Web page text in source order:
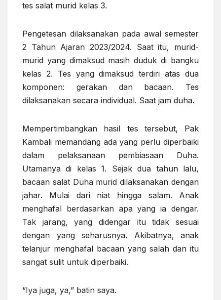
tes salat murid kelas 3.
Pengetesan dilaksanakan pada awal semester
2 Tahun Ajaran 2023/2024. Saat itu, murid-
murid yang dimaksud masih duduk di bangku
kelas 2. Tes yang dimaksud terdiri atas dua
komponen: gerakan dan bacaan. Tes
dilaksanakan secara individual. Saat jam duha.
Mempertimbangkan hasil tes tersebut, Pak
Kambali memandang ada yang perlu diperbaiki
dalam pelaksanaan pembiasaan Duha.
Utamanya di kelas 1. Sejak dua tahun lalu,
bacaan salat Duha murid dilaksanakan dengan
jahar. Mulai dari niat hingga salam. Anak
menghafal berdasarkan apa yang ia dengar.
Tak jarang, yang didengar itu tidak sesuai
dengan yang seharusnya. Akibatnya, anak
telanjur menghafal bacaan yang salah dan itu
sangat sulit untuk diperbaiki.
“Iya juga, ya,” batin saya.